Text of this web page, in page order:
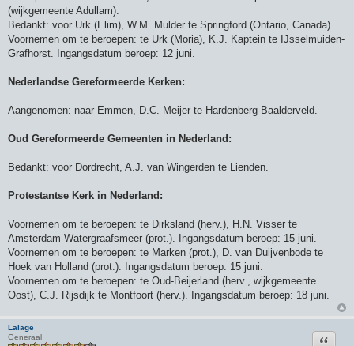
(wijkgemeente Adullam).
Bedankt: voor Urk (Elim), W.M. Mulder te Springford (Ontario, Canada).
Voornemen om te beroepen: te Urk (Moria), K.J. Kaptein te IJsselmuiden-
Grafhorst. Ingangsdatum beroep: 12 juni.
Nederlandse Gereformeerde Kerken:
Aangenomen: naar Emmen, D.C. Meijer te Hardenberg-Baalderveld.
Oud Gereformeerde Gemeenten in Nederland:
Bedankt: voor Dordrecht, A.J. van Wingerden te Lienden.
Protestantse Kerk in Nederland:
Voornemen om te beroepen: te Dirksland (herv.), H.N. Visser te
Amsterdam-Watergraafsmeer (prot.). Ingangsdatum beroep: 15 juni.
Voornemen om te beroepen: te Marken (prot.), D. van Duijvenbode te
Hoek van Holland (prot.). Ingangsdatum beroep: 15 juni.
Voornemen om te beroepen: te Oud-Beijerland (herv., wijkgemeente
Oost), C.J. Rijsdijk te Montfoort (herv.). Ingangsdatum beroep: 18 juni.
Lalage
Generaal
Citeer